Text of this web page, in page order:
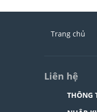
Trang chủ
Liên hệ
THÔNG